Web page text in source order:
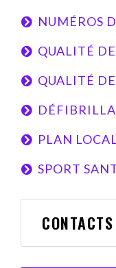
NUMÉROS
QUALITÉ
QUALITÉ
PLAN
SPORT